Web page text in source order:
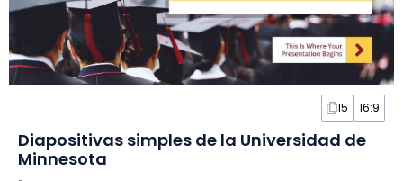
15 16:9
Diapositivas simples de la Universidad de
Minnesota